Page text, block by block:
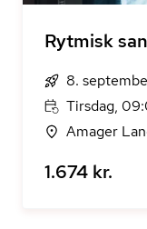
Rytmisk
8.
Tirsdag,
Amager
1.674 kr.